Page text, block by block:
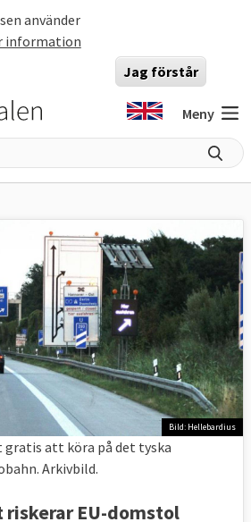
använder
information
Jag förstår
Meny
Bild: Hellebardius
att köra på det tyska
Arkivbild.
EU-domstol